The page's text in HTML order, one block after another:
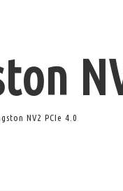
NV2 PCIe 4.0